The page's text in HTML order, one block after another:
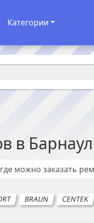
Категории
в
можно заказать
BRAUN CENTEK